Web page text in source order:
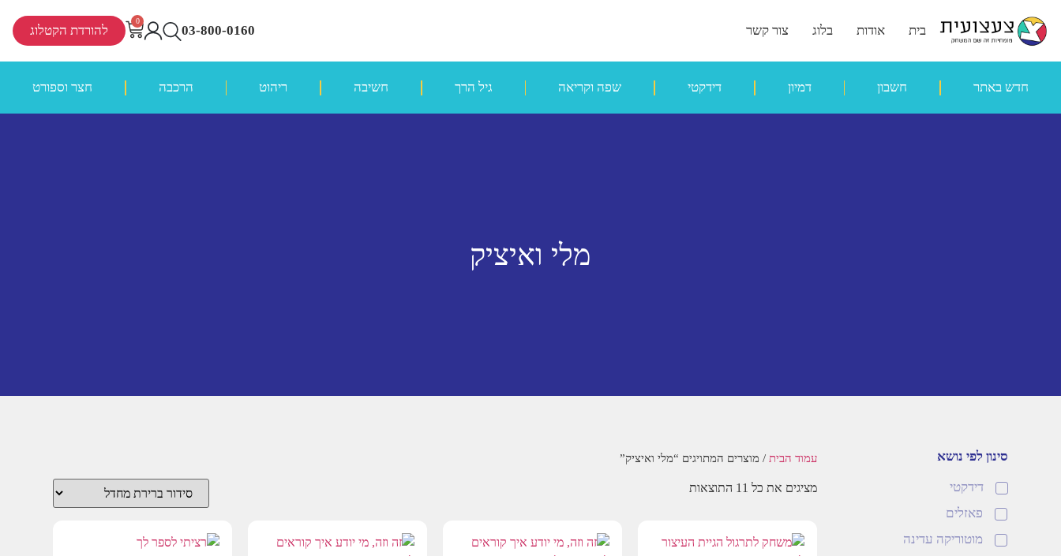
בית אודות בלוג צור קשר 03-800-0160
0
להורדת הקטלוג
חדש באתר חשבון דמיון דידקטי שפה וקריאה גיל הרך חשיבה ריהוט הרכבה חצר וספורט
מלי ואיציק
סינון לפי נושא
דידקטי
פאזלים
מוטוריקה עדינה
עמוד הבית / מוצרים המתויגים “מלי ואיציק”
מציגים את כל ⁦11⁩ התוצאות